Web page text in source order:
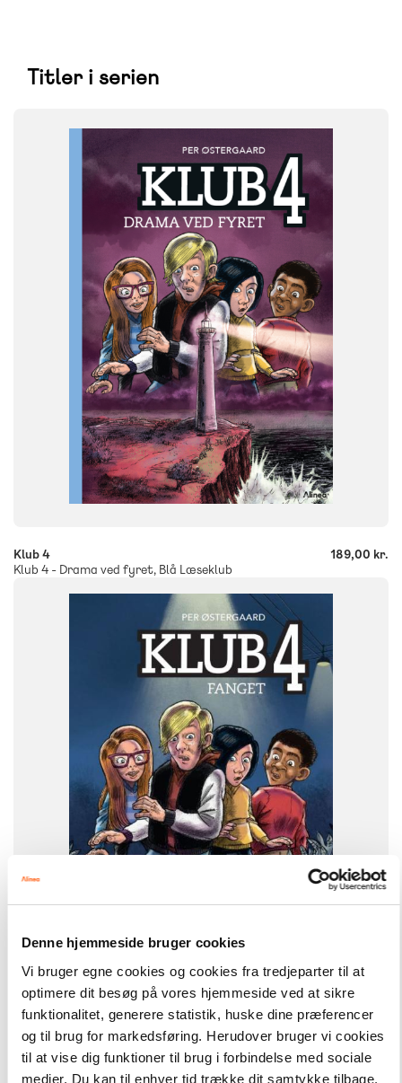
Denne hjemmeside bruger cookies
Vi bruger egne cookies og cookies fra tredjeparter til at
optimere dit besøg på vores hjemmeside ved at sikre
funktionalitet, generere statistik, huske dine præferencer
og til brug for markedsføring. Herudover bruger vi cookies
til at vise dig funktioner til brug i forbindelse med sociale
medier. Du kan til enhver tid trække dit samtykke tilbage.
Titler i serien
2. klasse 3. klasse 4. klasse 5. klasse
Flergangsbog
9788723570109
+
Klub 4
Klub 4 - Drama ved fyret, Blå Læseklub
189,00 kr.
4. klasse 5. klasse 6. klasse
9788723558428
-
Klub 4
Klub 4 - Fanget, Blå Læseklub
189,00 kr.